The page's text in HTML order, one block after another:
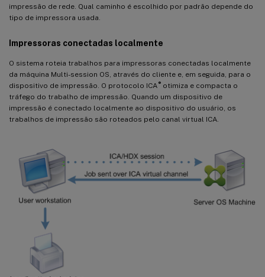
impressão de rede. Qual caminho é escolhido por padrão depende do
tipo de impressora usada.
Impressoras conectadas localmente
O sistema roteia trabalhos para impressoras conectadas localmente
da máquina Multi-session OS, através do cliente e, em seguida, para o
dispositivo de impressão. O protocolo ICA ®otimiza e compacta o
tráfego do trabalho de impressão. Quando um dispositivo de
impressão é conectado localmente ao dispositivo do usuário, os
trabalhos de impressão são roteados pelo canal virtual ICA.